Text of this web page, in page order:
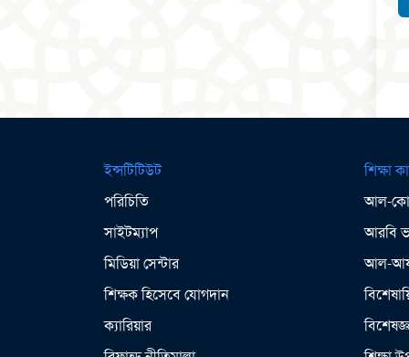
ইন্সটিটিউট
পরিচিতি
সাইটম্যাপ
মিডিয়া সেন্টার
শিক্ষক হিসেবে যোগদান
ক্যারিয়ার
শিক্ষা
আল-
আরবি
আল-